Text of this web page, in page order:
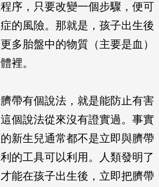
序，只要改變一個步驟，便可
的風險。那就是，孩子出生後
多胎盤中的物質（主要是血）
裡。
帶有個說法，就是能防止有害
個說法從來沒有證實過。事實
新生兒通常都不是立即與臍帶
的工具可以利用。人類發明了
能在孩子出生後，立即把臍帶